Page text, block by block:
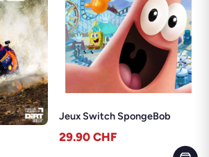
Jeux Switch SpongeBob
29.90 CHF